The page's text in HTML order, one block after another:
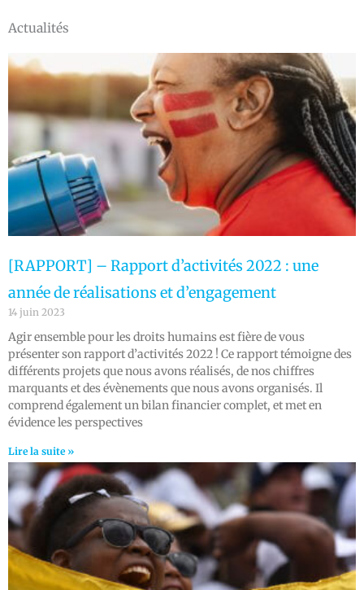
Actualités
[RAPPORT] – Rapport d’activités 2022 : une
année de réalisations et d’engagement
14 juin 2023
Agir ensemble pour les droits humains est fière de vous
présenter son rapport d’activités 2022 ! Ce rapport témoigne des
différents projets que nous avons réalisés, de nos chiffres
marquants et des évènements que nous avons organisés. Il
comprend également un bilan financier complet, et met en
évidence les perspectives
Lire la suite »